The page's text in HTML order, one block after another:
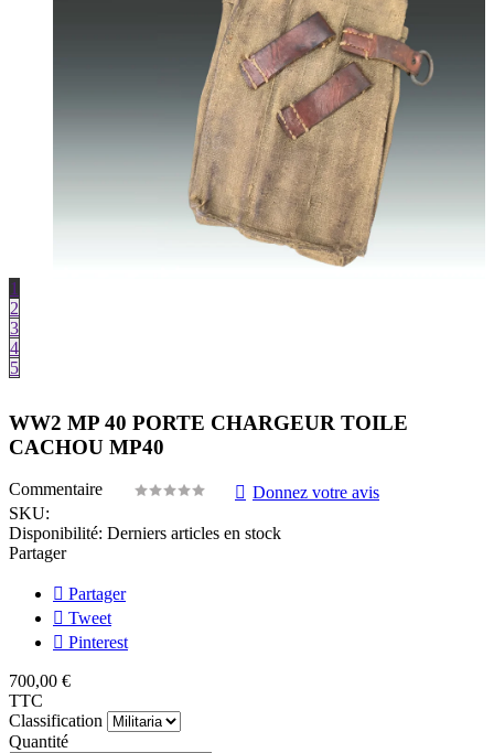
1
2
3
4
5
WW2 MP 40 PORTE CHARGEUR TOILE
CACHOU MP40
Commentaire
Donnez votre avis
SKU:
Disponibilité: Derniers articles en stock
Partager
Partager
Tweet
Pinterest
700,00 €
TTC
Classification
Quantité